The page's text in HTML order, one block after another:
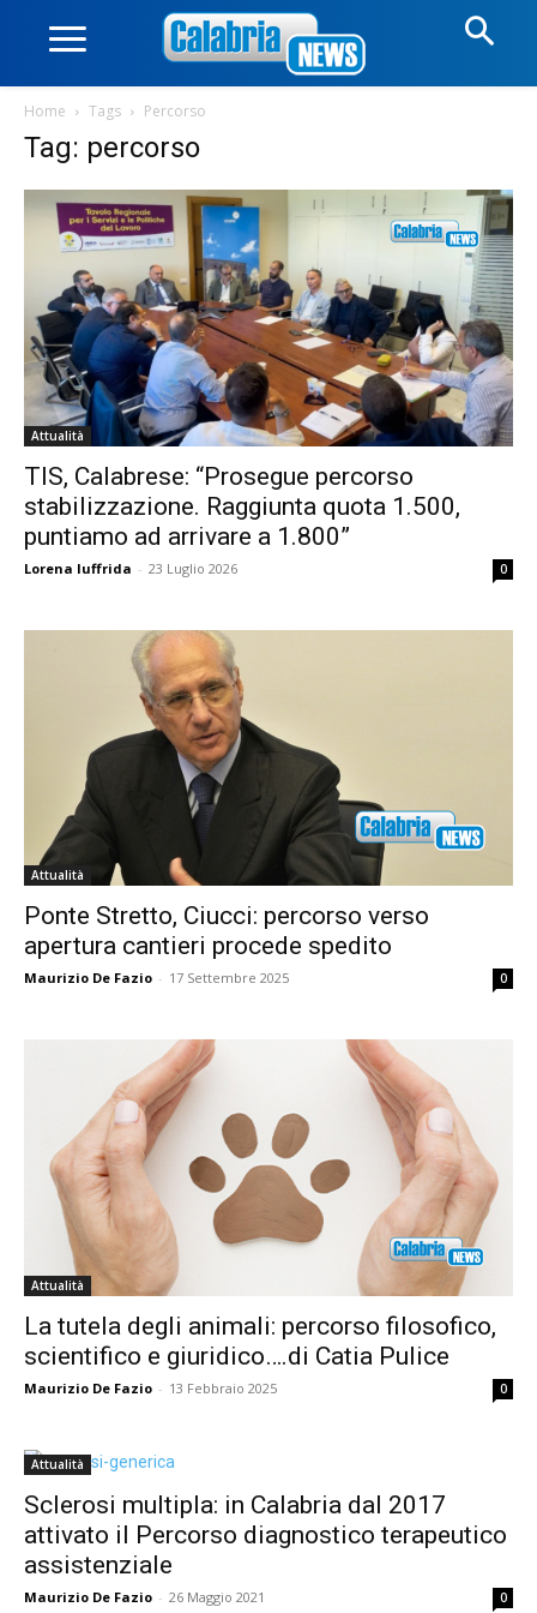
Home Tags Percorso
Tag: percorso
Attualità
TIS, Calabrese: “Prosegue percorso
stabilizzazione. Raggiunta quota 1.500,
puntiamo ad arrivare a 1.800”
Lorena Iuffrida - 23 Luglio 2026 0
Attualità
Ponte Stretto, Ciucci: percorso verso
apertura cantieri procede spedito
Maurizio De Fazio - 17 Settembre 2025 0
Attualità
La tutela degli animali: percorso filosofico,
scientifico e giuridico….di Catia Pulice
Maurizio De Fazio - 13 Febbraio 2025 0
Attualità
Sclerosi multipla: in Calabria dal 2017
attivato il Percorso diagnostico terapeutico
assistenziale
Maurizio De Fazio - 26 Maggio 2021 0